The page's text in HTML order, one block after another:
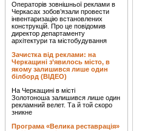
Операторів зовнішньої реклами в
Черкасах зобов’язали провести
інвентаризацію встановлених
конструкцій. Про це повідомив
директор департаменту
архітектури та містобудування
Зачистка від реклами: на
Черкащині з’явилось місто, в
якому залишився лише один
білборд (ВІДЕО)
На Черкащині в місті
Золотоноша залишився лише один
рекламний велет. Та й той скоро
зникне
Програма «Велика реставрація»